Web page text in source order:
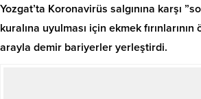
Yozgat’ta Koronavirüs salgınına karşı
kuralına uyulması için ekmek
arayla demir bariyerler yerleştirdi.